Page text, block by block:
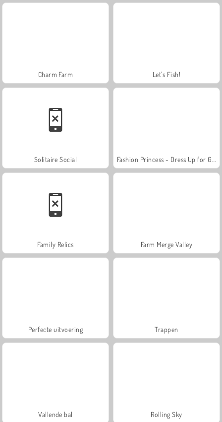
Charm Farm Let's Fish!
Solitaire Social
Family Relics Farm Merge Valley
Perfecte uitvoering Trappen
Vallende bal Rolling Sky